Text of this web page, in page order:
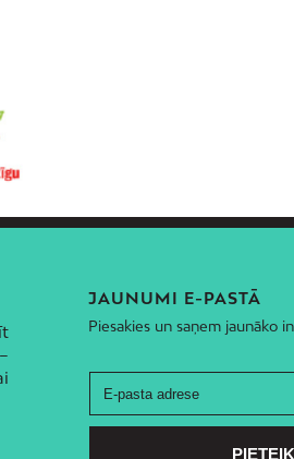
JAUNUMI E-PASTĀ
Piesakies un saņem jaunāko